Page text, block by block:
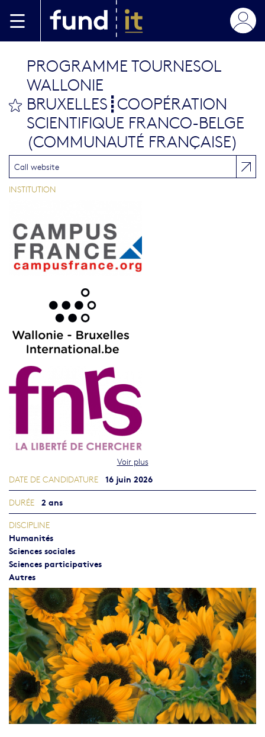
bookmark this
PROGRAMME TOURNESOL
WALLONIE
BRUXELLES┋COOPÉRATION
SCIENTIFIQUE FRANCO-BELGE
(COMMUNAUTÉ FRANÇAISE)
Call website
INSTITUTION
Voir plus
DATE DE CANDIDATURE 16 juin 2026
DURÉE 2 ans
DISCIPLINE
Humanités
Sciences sociales
Sciences participatives
Autres